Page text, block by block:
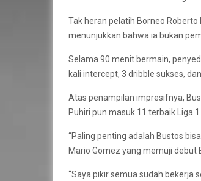
Tak heran pelatih Borneo
menunjukkan bahwa ia bukan
Selama 90 menit bermain,
kali intercept, 3 dribble sukses,
Atas penampilan impresifnya,
Puhiri pun masuk 11 terbaik Liga
“Paling penting adalah Bustos
Mario Gomez yang memuji debut
“Saya pikir semua sudah bekerja